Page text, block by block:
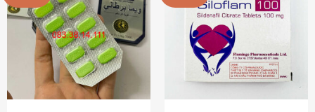
biến
thể.
Các
tùy
chọn
có
thể
biến
tùy
chọn
có